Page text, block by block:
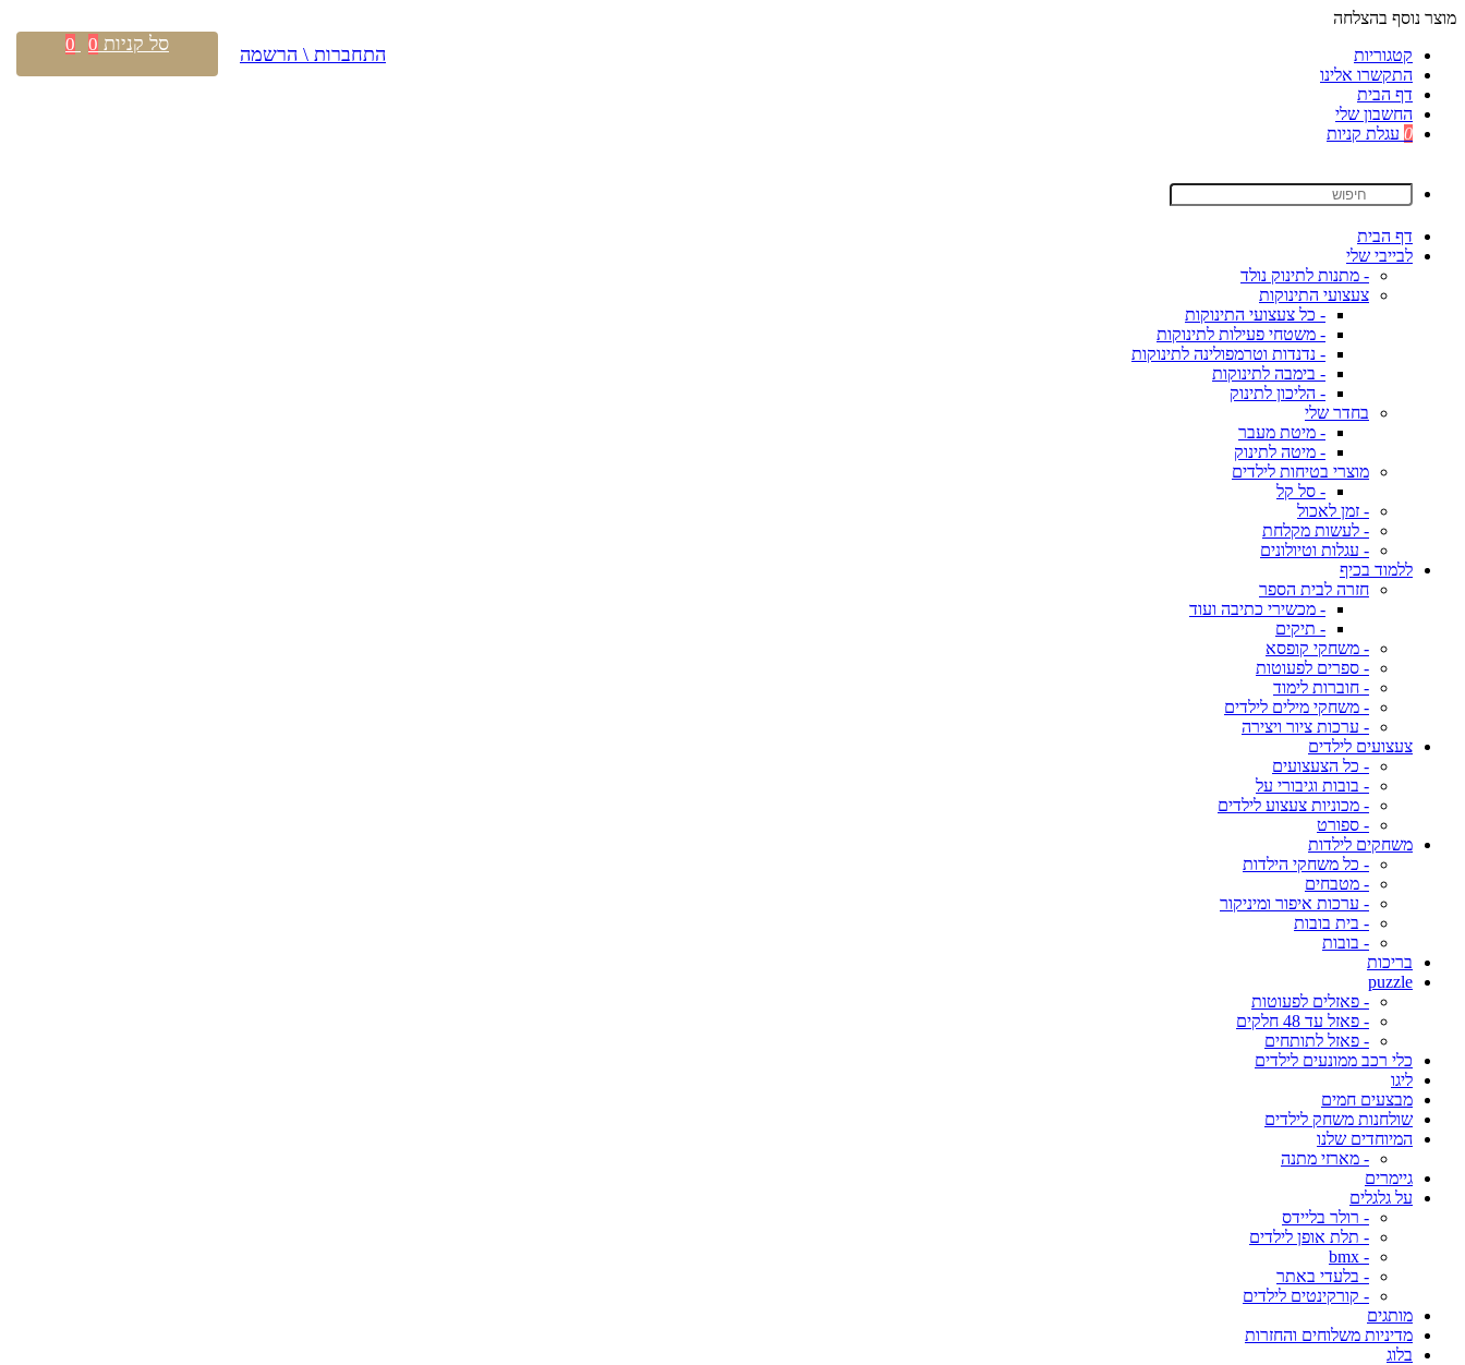
מוצר נוסף בהצלחה
קטגוריות
התקשרו אלינו
דף הבית
החשבון שלי
0 עגלת קניות
דף הבית
לבייבי שלי
- מתנות לתינוק נולד
צעצועי התינוקות
- כל צעצועי התינוקות
- משטחי פעילות לתינוקות
- נדנדות וטרמפולינה לתינוקות
- בימבה לתינוקות
- הליכון לתינוק
בחדר שלי
- מיטת מעבר
- מיטה לתינוק
מוצרי בטיחות לילדים
- סל קל
- זמן לאכול
- לעשות מקלחת
- עגלות וטיולונים
ללמוד בכיף
חזרה לבית הספר
- מכשירי כתיבה ועוד
- תיקים
- משחקי קופסא
- ספרים לפעוטות
- חוברות לימוד
- משחקי מילים לילדים
- ערכות ציור ויצירה
צעצועים לילדים
- כל הצעצועים
- בובות וגיבורי על
- מכוניות צעצוע לילדים
- ספורט
משחקים לילדות
- כל משחקי הילדות
- מטבחים
- ערכות איפור ומיניקור
- בית בובות
- בובות
בריכות
puzzle
- פאזלים לפעוטות
- פאזל עד 48 חלקים
- פאזל לתותחים
כלי רכב ממונעים לילדים
ליגו
מבצעים חמים
שולחנות משחק לילדים
המיוחדים שלנו
- מארזי מתנה
גיימרים
על גלגלים
- רולר בליידס
- תלת אופן לילדים
- bmx
- בלעדי באתר
- קורקינטים לילדים
מותגים
מדיניות משלוחים והחזרות
בלוג
התחברות \ הרשמה סל קניות 0
0